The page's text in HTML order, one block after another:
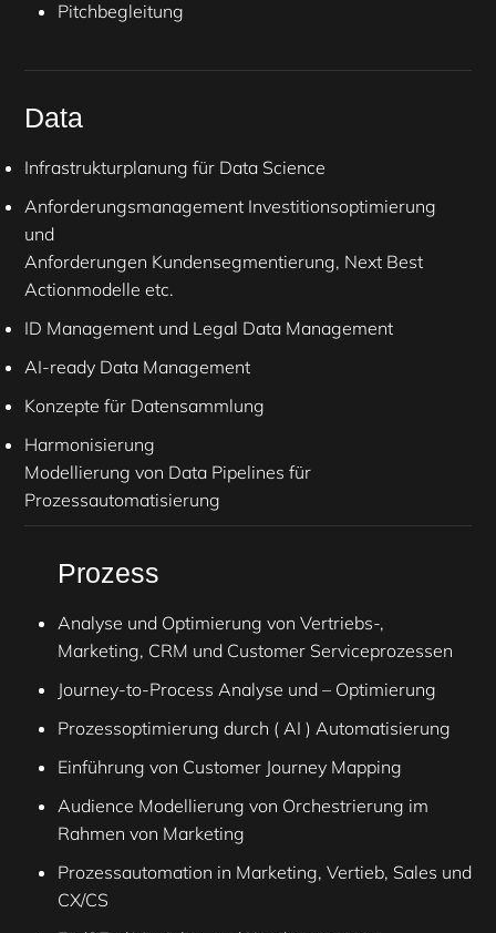
Pitchbegleitung
Data
Infrastrukturplanung für Data Science
Anforderungsmanagement Investitionsoptimierung
und
Anforderungen Kundensegmentierung, Next Best
Actionmodelle etc.
ID Management und Legal Data Management
AI-ready Data Management
Konzepte für Datensammlung
Harmonisierung
Modellierung von Data Pipelines für
Prozessautomatisierung
Prozess
Analyse und Optimierung von Vertriebs-,
Marketing, CRM und Customer Serviceprozessen
Journey-to-Process Analyse und – Optimierung
Prozessoptimierung durch ( AI ) Automatisierung
Einführung von Customer Journey Mapping
Audience Modellierung von Orchestrierung im
Rahmen von Marketing
Prozessautomation in Marketing, Vertieb, Sales und
CX/CS